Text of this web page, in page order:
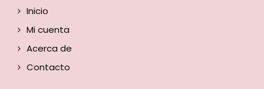
Inicio
Mi cuenta
Acerca de
Contacto